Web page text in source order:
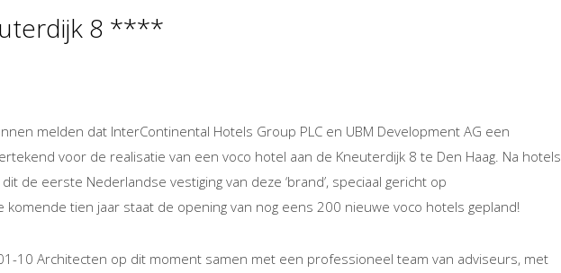
8 ****
melden dat InterContinental Hotels Group PLC en UBM Development AG een
voor de realisatie van een voco hotel aan de Kneuterdijk 8 te Den Haag. Na hotels
de eerste Nederlandse vestiging van deze ‘brand’, speciaal gericht op
tien jaar staat de opening van nog eens 200 nieuwe voco hotels gepland!
10 Architecten op dit moment samen met een professioneel team van adviseurs, met